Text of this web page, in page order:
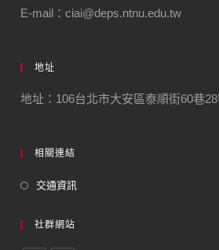
E-mail：ciai@deps.ntnu.edu.tw
地址
地址：106台北市大安區泰順街60巷
相關連結
交通資訊
社群網站